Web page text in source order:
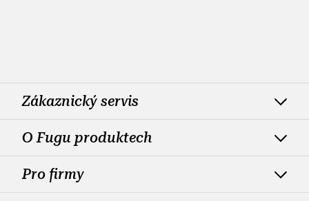
Zákaznický servis
O Fugu produktech
Pro firmy